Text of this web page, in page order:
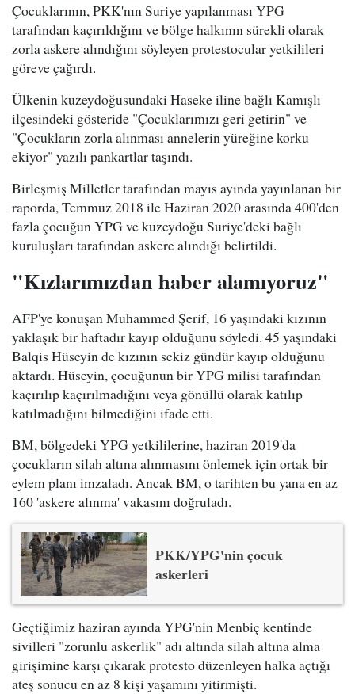
Çocuklarının, PKK'nın Suriye yapılanması YPG
tarafından kaçırıldığını ve bölge halkının sürekli olarak
zorla askere alındığını söyleyen protestocular yetkilileri
göreve çağırdı.
Ülkenin kuzeydoğusundaki Haseke iline bağlı Kamışlı
ilçesindeki gösteride "Çocuklarımızı geri getirin" ve
"Çocukların zorla alınması annelerin yüreğine korku
ekiyor" yazılı pankartlar taşındı.
Birleşmiş Milletler tarafından mayıs ayında yayınlanan bir
raporda, Temmuz 2018 ile Haziran 2020 arasında 400'den
fazla çocuğun YPG ve kuzeydoğu Suriye'deki bağlı
kuruluşları tarafından askere alındığı belirtildi.
"Kızlarımızdan haber alamıyoruz"
AFP'ye konuşan Muhammed Şerif, 16 yaşındaki kızının
yaklaşık bir haftadır kayıp olduğunu söyledi. 45 yaşındaki
Balqis Hüseyin de kızının sekiz gündür kayıp olduğunu
aktardı. Hüseyin, çocuğunun bir YPG milisi tarafından
kaçırılıp kaçırılmadığını veya gönüllü olarak katılıp
katılmadığını bilmediğini ifade etti.
BM, bölgedeki YPG yetkililerine, haziran 2019'da
çocukların silah altına alınmasını önlemek için ortak bir
eylem planı imzaladı. Ancak BM, o tarihten bu yana en az
160 'askere alınma' vakasını doğruladı.
PKK/YPG'nin çocuk
askerleri
Geçtiğimiz haziran ayında YPG'nin Menbiç kentinde
sivilleri "zorunlu askerlik" adı altında silah altına alma
girişimine karşı çıkarak protesto düzenleyen halka açtığı
ateş sonucu en az 8 kişi yaşamını yitirmişti.